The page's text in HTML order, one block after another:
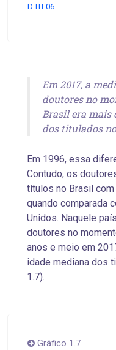
D.TIT.06
Em 2017, a
doutores no
Brasil era mais
dos titulados
Em 1996, essa
Contudo, os
títulos no Brasil
quando comparada
Unidos. Naquele
doutores no
anos e meio em
idade mediana dos
1.7).
Gráfico 1.7